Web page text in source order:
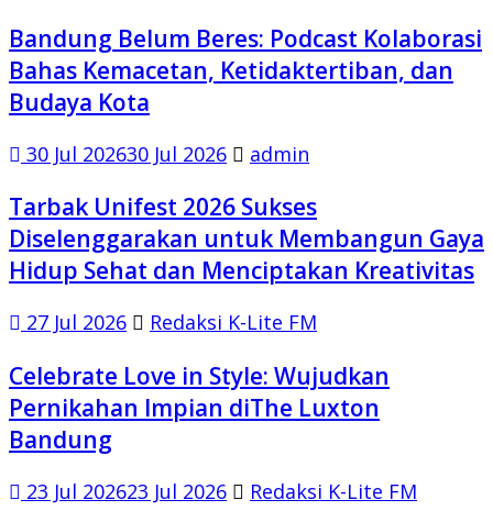
Bandung Belum Beres: Podcast Kolaborasi
Bahas Kemacetan, Ketidaktertiban, dan
Budaya Kota
30 Jul 202630 Jul 2026 admin
Tarbak Unifest 2026 Sukses
Diselenggarakan untuk Membangun Gaya
Hidup Sehat dan Menciptakan Kreativitas
27 Jul 2026 Redaksi K-Lite FM
Celebrate Love in Style: Wujudkan
Pernikahan Impian diThe Luxton
Bandung
23 Jul 202623 Jul 2026 Redaksi K-Lite FM